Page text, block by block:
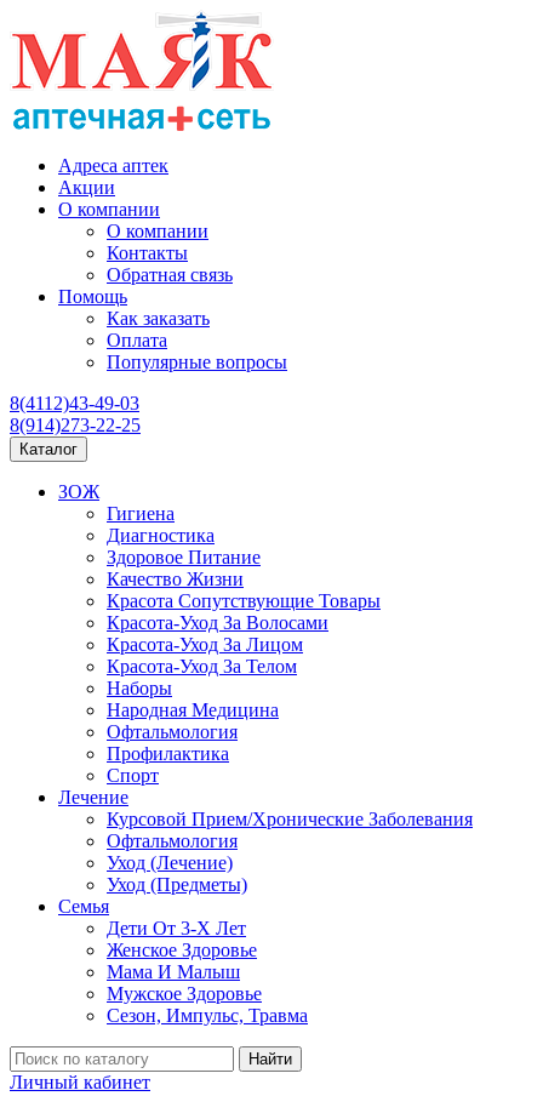
Адреса аптек
Акции
О компании
О компании
Контакты
Обратная связь
Помощь
Как заказать
Оплата
Популярные вопросы
8(4112)43-49-03
8(914)273-22-25
Каталог
ЗОЖ
Гигиена
Диагностика
Здоровое Питание
Качество Жизни
Красота Сопутствующие Товары
Красота-Уход За Волосами
Красота-Уход За Лицом
Красота-Уход За Телом
Наборы
Народная Медицина
Офтальмология
Профилактика
Спорт
Лечение
Курсовой Прием/Хронические Заболевания
Офтальмология
Уход (Лечение)
Уход (Предметы)
Семья
Дети От 3-Х Лет
Женское Здоровье
Мама И Малыш
Мужское Здоровье
Сезон, Импульс, Травма
Найти
Личный кабинет